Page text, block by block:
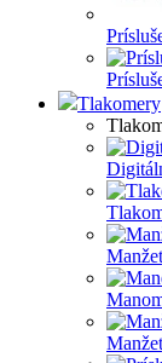
Tlakomery